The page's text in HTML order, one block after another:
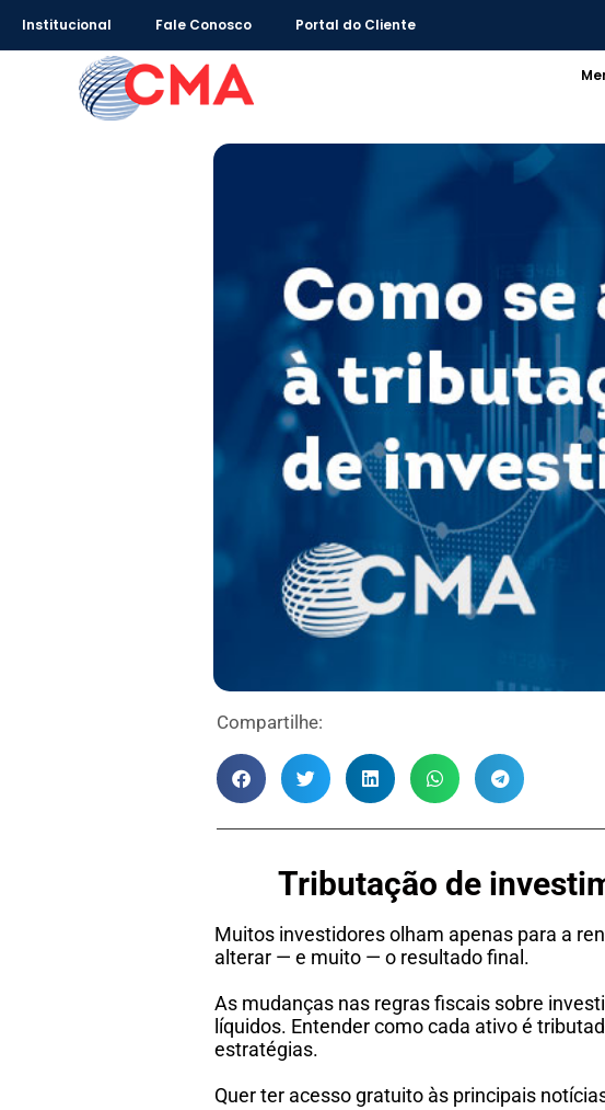
Institucional Fale Conosco Portal do Cliente
Compartilhe:
Tributação de
Muitos investidores olham apenas para a
alterar — e muito — o resultado final.
As mudanças nas regras fiscais sobre
líquidos. Entender como cada ativo é
estratégias.
Quer ter acesso gratuito às principais